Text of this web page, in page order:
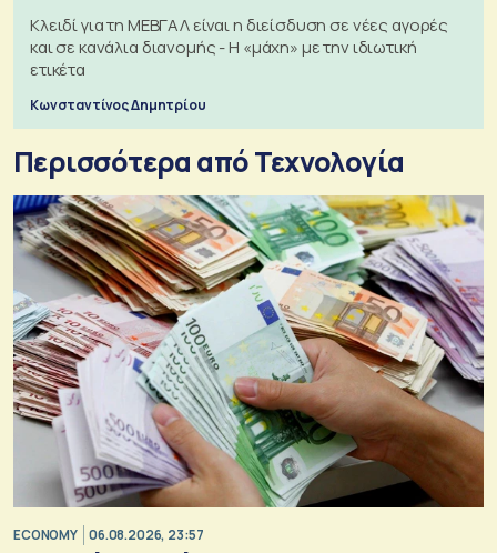
Κλειδί για τη ΜΕΒΓΑΛ είναι η διείσδυση σε νέες αγορές
και σε κανάλια διανομής - Η «μάχη» με την ιδιωτική
ετικέτα
Κωνσταντίνος Δημητρίου
Περισσότερα από Τεχνολογία
ECONOMY 06.08.2026, 23:57